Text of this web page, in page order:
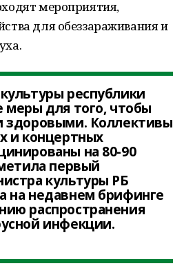
мероприятия,
для обеззараживания и
республики
меры для того, чтобы
здоровыми. Коллективы
и концертных
на 80-90
первый
культуры РБ
на недавнем брифинге
распространения
инфекции.